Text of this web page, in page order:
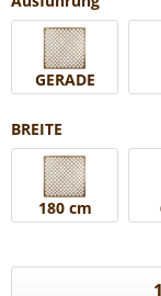
GERADE
BREITE
180 cm